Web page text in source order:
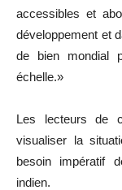
accessibles et
développement et
de bien mondial
échelle.»
Les lecteurs de
visualiser la
besoin impératif
indien.